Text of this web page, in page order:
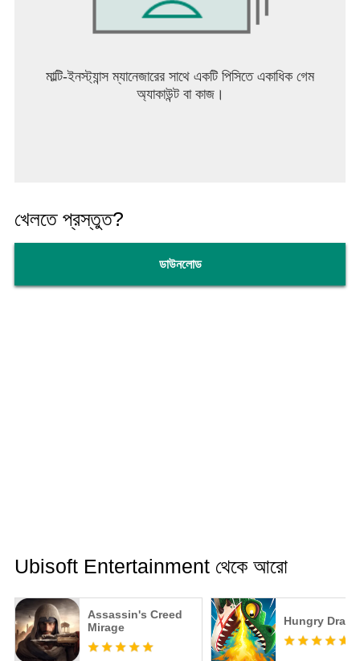
মাল্টি-ইনস্ট্যান্স ম্যানেজারের সাথে একটি পিসিতে একাধিক গেম
অ্যাকাউন্ট বা কাজ।
খেলতে প্রস্তুত?
ডাউনলোড
Ubisoft Entertainment থেকে আরো
Assassin's Creed
Mirage
Hungry